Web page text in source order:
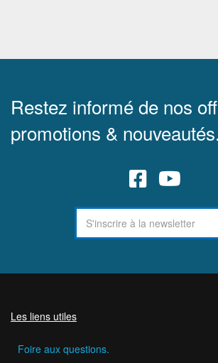
Restez informé de nos
promotions & nouveautés.
Les liens utiles
Foire aux questions.